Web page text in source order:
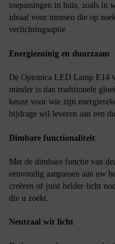
toepassingen in huis, zoals in
ideaal voor mensen die op
verlichtingsoptie.
Energiezuinig en duurzaam
De Optonica LED Lamp E14
minder is dan traditionele
keuze voor wie zijn
bijdrage wil leveren aan een
Dimbare functionaliteit
Met de dimbare functie van
eenvoudig aanpassen aan uw
creëren of juist helder licht
die u zoekt.
Neutraal wit licht